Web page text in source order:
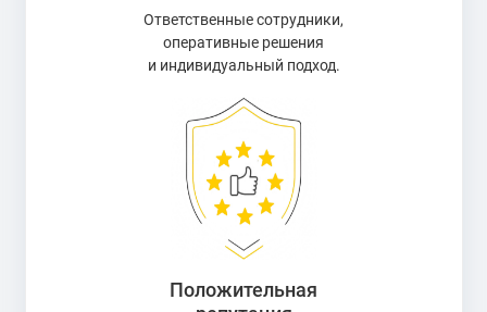
Ответственные сотрудники,
оперативные решения
и индивидуальный подход.
Положительная